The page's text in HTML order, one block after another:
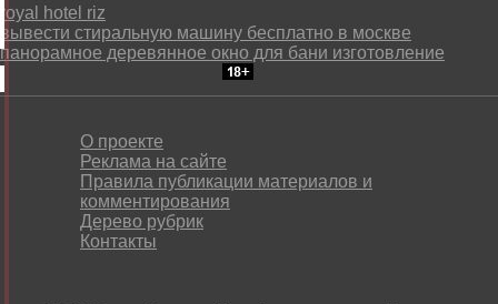
royal hotel riz
вывести стиральную машину бесплатно в москве
панорамное деревянное окно для бани изготовление
О проекте
Реклама на сайте
Правила публикации материалов и
комментирования
Дерево рубрик
Контакты